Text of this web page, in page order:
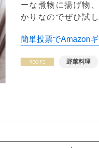
ーな煮物に揚げ物
かりなのでぜひ試
簡単投票でAmazon
野菜料理